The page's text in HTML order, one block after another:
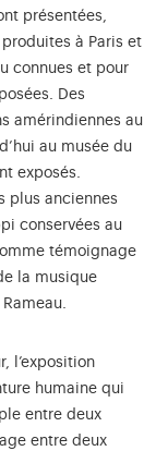
présentées,
à Paris et
connues et pour
Des
amérindiennes au
au musée du
exposés.
plus anciennes
conservées au
témoignage
la musique
l’exposition
humaine qui
entre deux
entre deux